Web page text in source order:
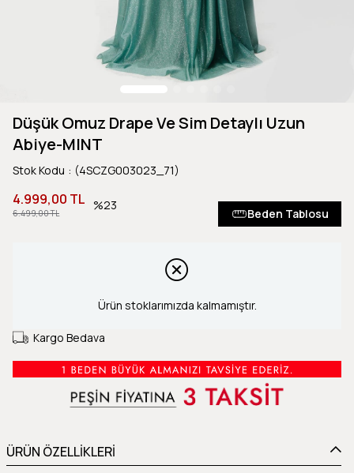
Düşük Omuz Drape Ve Sim Detaylı Uzun
Abiye-MINT
Stok Kodu (4SCZG003023_71)
6.499,00 TL
4.999,00 TL 23
Beden Tablosu
Ürün stoklarımızda kalmamıştır.
Kargo Bedava
ÜRÜN ÖZELLİKLERİ